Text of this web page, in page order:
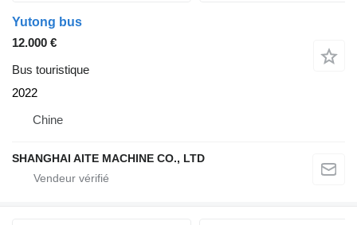
Yutong bus
12.000 €
Bus touristique
2022
Chine
SHANGHAI AITE MACHINE CO., LTD